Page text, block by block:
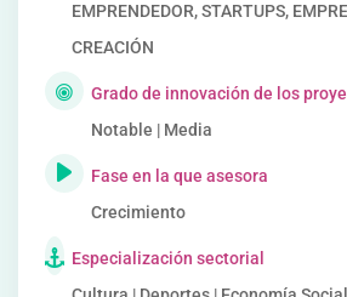
EMPRENDEDOR, STARTUPS,
CREACIÓN
Grado de innovación de los
Notable | Media
Fase en la que asesora
Crecimiento
Especialización sectorial